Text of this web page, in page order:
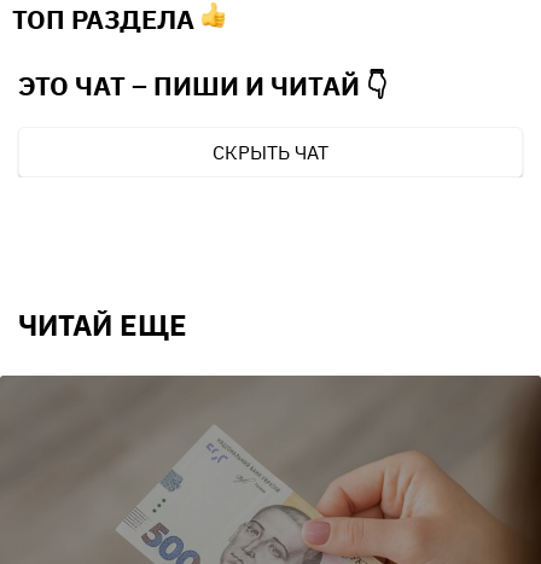
ТОП РАЗДЕЛА
ЭТО ЧАТ – ПИШИ И ЧИТАЙ 👇
СКРЫТЬ ЧАТ
ЧИТАЙ ЕЩЕ